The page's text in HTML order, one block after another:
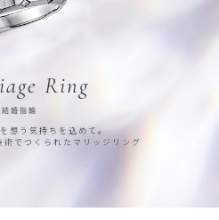
Ring
結婚指輪
想う気持ちを込めて。
でつくられたマリッジリング